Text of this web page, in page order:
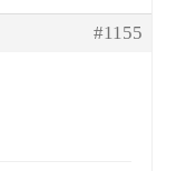
#1155